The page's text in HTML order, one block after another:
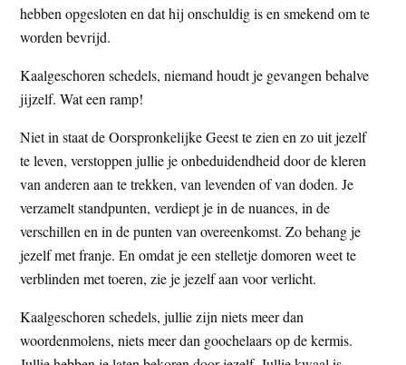
hebben opgesloten en dat hij onschuldig is en smekend om te
worden bevrijd.
Kaalgeschoren schedels, niemand houdt je gevangen behalve
jijzelf. Wat een ramp!
Niet in staat de Oorspronkelijke Geest te zien en zo uit jezelf
te leven, verstoppen jullie je onbeduidendheid door de kleren
van anderen aan te trekken, van levenden of van doden. Je
verzamelt standpunten, verdiept je in de nuances, in de
verschillen en in de punten van overeenkomst. Zo behang je
jezelf met franje. En omdat je een stelletje domoren weet te
verblinden met toeren, zie je jezelf aan voor verlicht.
Kaalgeschoren schedels, jullie zijn niets meer dan
woordenmolens, niets meer dan goochelaars op de kermis.